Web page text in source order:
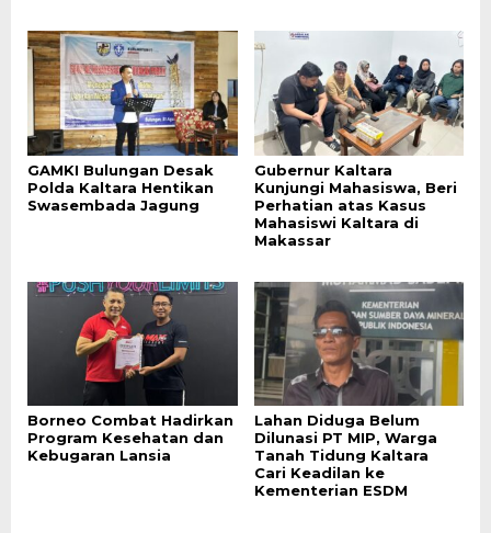
GAMKI Bulungan Desak
Polda Kaltara Hentikan
Swasembada Jagung
Gubernur Kaltara
Kunjungi Mahasiswa, Beri
Perhatian atas Kasus
Mahasiswi Kaltara di
Makassar
Borneo Combat Hadirkan
Program Kesehatan dan
Kebugaran Lansia
Lahan Diduga Belum
Dilunasi PT MIP, Warga
Tanah Tidung Kaltara
Cari Keadilan ke
Kementerian ESDM